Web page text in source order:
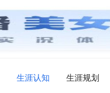
生涯认知 生涯规划